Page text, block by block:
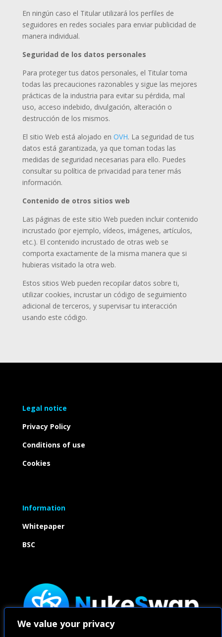
We value your privacy
En ningún caso el Titular utilizará los perfiles de
seguidores en redes sociales para enviar publicidad de
manera individual.
Seguridad de los datos personales
Para proteger tus datos personales, el Titular toma
todas las precauciones razonables y sigue las mejores
prácticas de la industria para evitar su pérdida, mal
uso, acceso indebido, divulgación, alteración o
destrucción de los mismos.
El sitio Web está alojado en OVH. La seguridad de tus
datos está garantizada, ya que toman todas las
medidas de seguridad necesarias para ello. Puedes
consultar su política de privacidad para tener más
información.
Contenido de otros sitios web
Las páginas de este sitio Web pueden incluir contenido
incrustado (por ejemplo, vídeos, imágenes, artículos,
etc.). El contenido incrustado de otras web se
comporta exactamente de la misma manera que si
hubieras visitado la otra web.
Estos sitios Web pueden recopilar datos sobre ti,
utilizar cookies, incrustar un código de seguimiento
adicional de terceros, y supervisar tu interacción
usando este código.
Legal notice
Privacy Policy
Conditions of use
Cookies
Information
Whitepaper
BSC